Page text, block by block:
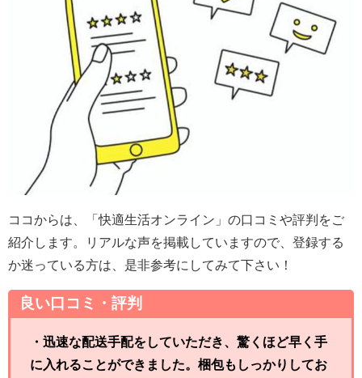
ココからは、「快適生活オンライン 」の口コミや評判をご
紹介します。リアルな声を掲載していますので、登録する
か迷っている方は、是非参考にしてみて下さい！
良い口コミ・評判
・迅速な配送手配をしていただき、驚くほど早く手
に入れることができました。梱包もしっかりしてお